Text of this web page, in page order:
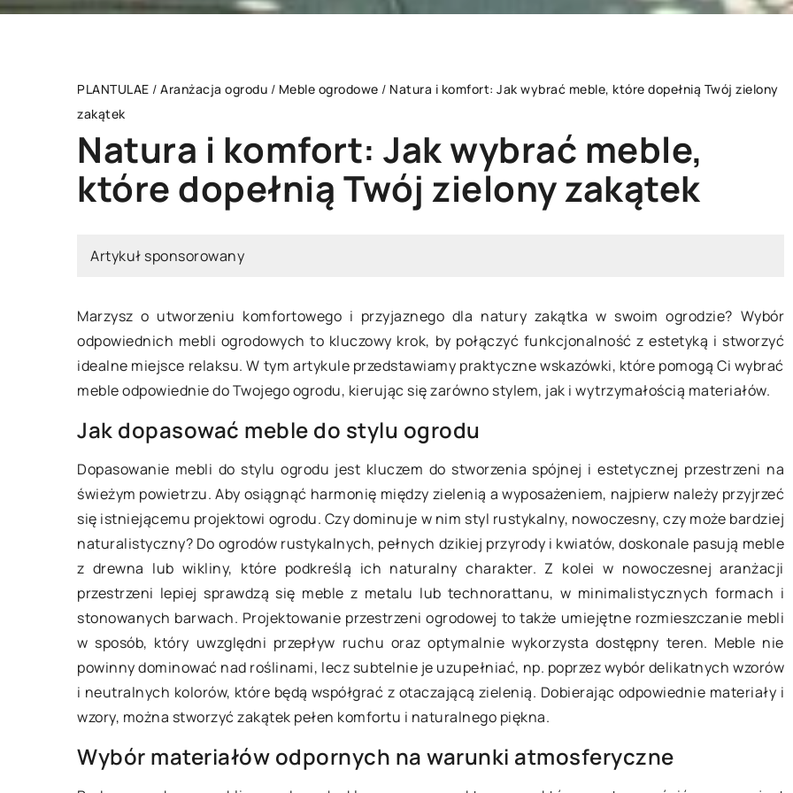
PLANTULAE / Aranżacja ogrodu / Meble ogrodowe / Natura i komfort: Jak wybrać meble, które dopełnią Twój zielony
zakątek
Natura i komfort: Jak wybrać meble,
które dopełnią Twój zielony zakątek
Artykuł sponsorowany
Marzysz o utworzeniu komfortowego i przyjaznego dla natury zakątka w swoim ogrodzie? Wybór
odpowiednich mebli ogrodowych to kluczowy krok, by połączyć funkcjonalność z estetyką i stworzyć
idealne miejsce relaksu. W tym artykule przedstawiamy praktyczne wskazówki, które pomogą Ci wybrać
meble odpowiednie do Twojego ogrodu, kierując się zarówno stylem, jak i wytrzymałością materiałów.
Jak dopasować meble do stylu ogrodu
Dopasowanie mebli do stylu ogrodu jest kluczem do stworzenia spójnej i estetycznej przestrzeni na
świeżym powietrzu. Aby osiągnąć harmonię między zielenią a wyposażeniem, najpierw należy przyjrzeć
się istniejącemu projektowi ogrodu. Czy dominuje w nim styl rustykalny, nowoczesny, czy może bardziej
naturalistyczny? Do ogrodów rustykalnych, pełnych dzikiej przyrody i kwiatów, doskonale pasują meble
z drewna lub wikliny, które podkreślą ich naturalny charakter. Z kolei w nowoczesnej aranżacji
przestrzeni lepiej sprawdzą się meble z metalu lub technorattanu, w minimalistycznych formach i
stonowanych barwach. Projektowanie przestrzeni ogrodowej to także umiejętne rozmieszczanie mebli
w sposób, który uwzględni przepływ ruchu oraz optymalnie wykorzysta dostępny teren. Meble nie
powinny dominować nad roślinami, lecz subtelnie je uzupełniać, np. poprzez wybór delikatnych wzorów
i neutralnych kolorów, które będą współgrać z otaczającą zielenią. Dobierając odpowiednie materiały i
wzory, można stworzyć zakątek pełen komfortu i naturalnego piękna.
Wybór materiałów odpornych na warunki atmosferyczne
WARZYWNY
Od wyboru odmiany do
– kroki do sukcesu
artykule omówimy kluczowe
które należy podjąć od wyboru
odmiany aż do zbioru,
sukces w uprawie
INNE
06 maja 2025
Jak wybrać idealne materiały i
kolory dla pokrowców na stoły do
masażu w salonach
kosmetycznych
Odkryj, jak dobrać najlepsze
materiały i kolory do pokrowców na
stoły do masażu, aby stworzyć
przyjazną i komfortową atmosferę w
Twoim salonie kosmetycznym.
INNE
20 grudnia 2023
kupujących
Praktyczne porady na temat wyboru
idealnej umywalki do łazienki. Na co
zwracać uwagę, jakie są kryteria
wyboru i jak dopasować umywalkę do
stylu łazienki.